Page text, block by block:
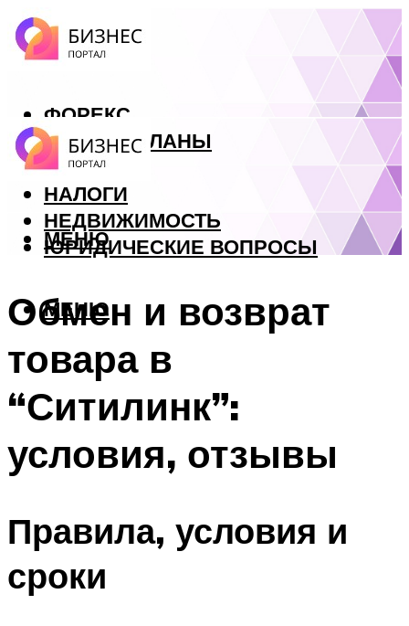
ФОРЕКС
БИЗНЕС ПЛАНЫ
КРЕДИТЫ
НАЛОГИ
НЕДВИЖИМОСТЬ
ЮРИДИЧЕСКИЕ ВОПРОСЫ
МЕНЮ
МЕНЮ
Обмен и возврат
товара в
“Ситилинк”:
условия, отзывы
Правила, условия и
сроки